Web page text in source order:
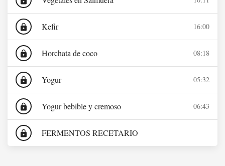
lock Kefir 16:00
lock Horchata de coco 08:18
lock Yogur 05:32
lock Yogur bebible y cremoso 06:43
lock FERMENTOS RECETARIO